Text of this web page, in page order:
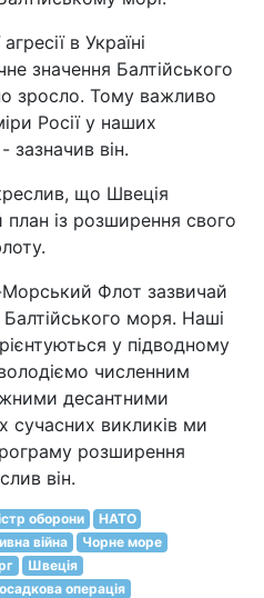
в Україні
значення Балтійського
зросло. Тому важливо
Росії у наших
зазначив він.
що Швеція
із розширення свого
Флот зазвичай
Балтійського моря. Наші
у підводному
численним
десантними
викликів ми
розширення
він.
оборони
НАТО
війна
Чорне море
Швеція
операція